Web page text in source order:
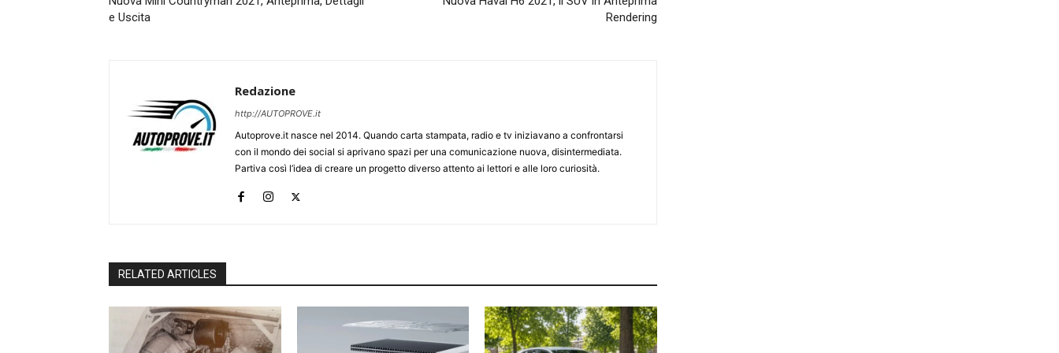
e Uscita
Rendering
Redazione
http://AUTOPROVE.it
Autoprove.it nasce nel 2014. Quando carta stampata, radio e tv iniziavano a confrontarsi
con il mondo dei social si aprivano spazi per una comunicazione nuova, disintermediata.
Partiva così l’idea di creare un progetto diverso attento ai lettori e alle loro curiosità.
RELATED ARTICLES